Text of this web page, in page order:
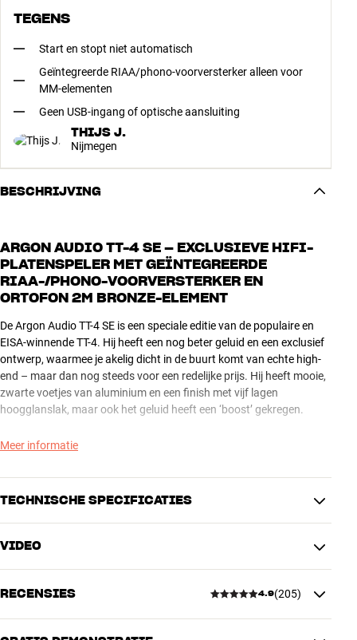
TEGENS
Start en stopt niet automatisch
Geïntegreerde RIAA/phono-voorversterker alleen voor
MM-elementen
Geen USB-ingang of optische aansluiting
THIJS J.
Nijmegen
BESCHRIJVING
ARGON AUDIO TT-4 SE – EXCLUSIEVE HIFI-
PLATENSPELER MET GEÏNTEGREERDE
RIAA-/PHONO-VOORVERSTERKER EN
ORTOFON 2M BRONZE-ELEMENT
De Argon Audio TT-4 SE is een speciale editie van de populaire en
EISA-winnende TT-4. Hij heeft een nog beter geluid en een exclusief
ontwerp, waarmee je akelig dicht in de buurt komt van echte high-
end – maar dan nog steeds voor een redelijke prijs. Hij heeft mooie,
zwarte voetjes van aluminium en een finish met vijf lagen
hoogglanslak, maar ook het geluid heeft een ‘boost’ gekregen.
DIRECT SPEELKLAAR, EN HOE!
naakte Fine Line-diamant van de 2M Bronze tast de groeven veel
Dit is dus absolute topkwaliteit, en als de naald versleten is, kun je
zelfs nog een stapje verder gaan en upgraden naar het topmodel –
opzichte van de standaardversie, en het draaiplateau is gedempt
Meer informatie
TECHNISCHE SPECIFICATIES
PRODUCTINFORMATIE
VIDEO
RECENSIES 4.9(205)